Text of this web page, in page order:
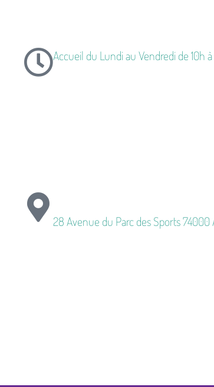
Accueil du Lundi au Vendredi de 10h à
28 Avenue du Parc des Sports 74000